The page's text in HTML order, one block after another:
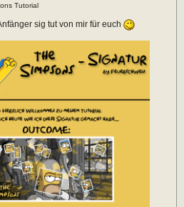
Tutorial
sig tut von mir für euch